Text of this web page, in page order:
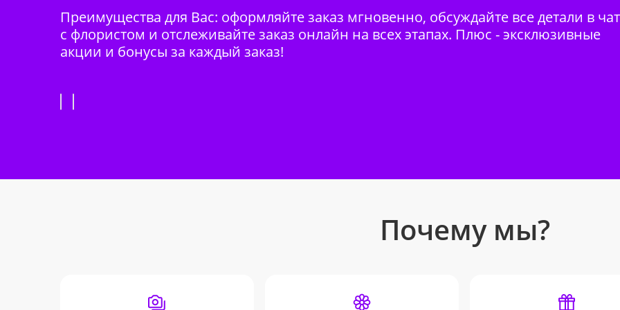
Преимущества для Вас: оформляйте заказ мгновенно, обсуждайте все детали в
с флористом и отслеживайте заказ онлайн на всех этапах. Плюс - эксклюзивные
акции и бонусы за каждый заказ!
Почему мы?